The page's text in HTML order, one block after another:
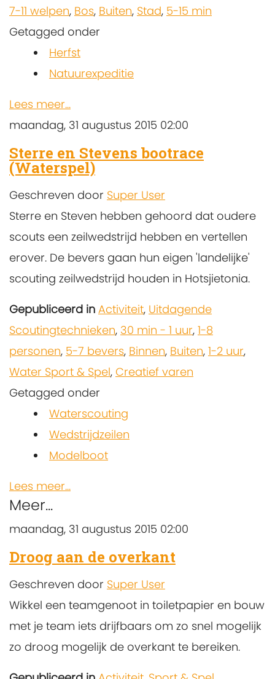
7-11 welpen, Bos, Buiten, Stad, 5-15 min
Getagged onder
Herfst
Natuurexpeditie
Lees meer...
maandag, 31 augustus 2015 02:00
Sterre en Stevens bootrace
(Waterspel)
Geschreven door Super User
Sterre en Steven hebben gehoord dat oudere
scouts een zeilwedstrijd hebben en vertellen
erover. De bevers gaan hun eigen 'landelijke'
scouting zeilwedstrijd houden in Hotsjietonia.
Gepubliceerd in Activiteit, Uitdagende
Scoutingtechnieken, 30 min - 1 uur, 1-8
personen, 5-7 bevers, Binnen, Buiten, 1-2 uur,
Water Sport & Spel, Creatief varen
Getagged onder
Waterscouting
Wedstrijdzeilen
Modelboot
Lees meer...
Meer...
maandag, 31 augustus 2015 02:00
Droog aan de overkant
Geschreven door Super User
Wikkel een teamgenoot in toiletpapier en bouw
met je team iets drijfbaars om zo snel mogelijk
zo droog mogelijk de overkant te bereiken.